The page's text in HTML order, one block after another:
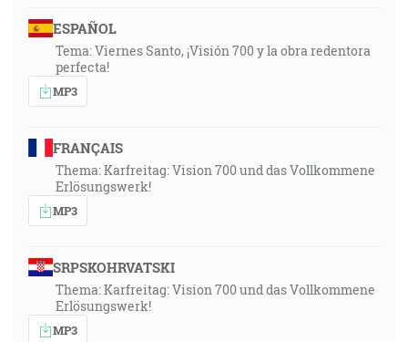
ESPAÑOL
Tema: Viernes Santo, ¡Visión 700 y la obra redentora
perfecta!
MP3
FRANÇAIS
Thema: Karfreitag: Vision 700 und das Vollkommene
Erlösungswerk!
MP3
SRPSKOHRVATSKI
Thema: Karfreitag: Vision 700 und das Vollkommene
Erlösungswerk!
MP3